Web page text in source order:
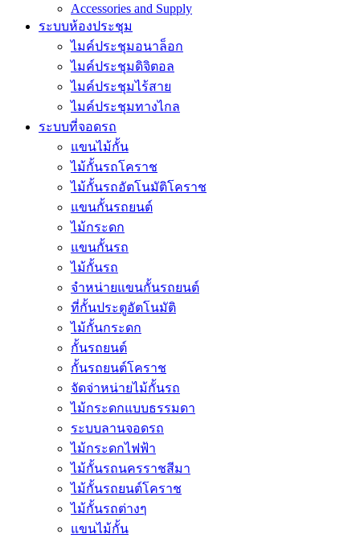
Accessories and Supply
ระบบห้องประชุม
ไมค์ประชุมอนาล็อก
ไมค์ประชุมดิจิตอล
ไมค์ประชุมไร้สาย
ไมค์ประชุมทางไกล
ระบบที่จอดรถ
แขนไม้กั้น
ไม้กั้นรถโคราช
ไม้กั้นรถอัตโนมัติโคราช
แขนกั้นรถยนต์
ไม้กระดก
แขนกั้นรถ
ไม้กั้นรถ
จำหน่ายแขนกั้นรถยนต์
ที่กั้นประตูอัตโนมัติ
ไม้กั้นกระดก
กั้นรถยนต์
กั้นรถยนต์โคราช
จัดจ่าหน่ายไม้กั้นรถ
ไม้กระดกแบบธรรมดา
ระบบลานจอดรถ
ไม้กระดกไฟฟ้า
ไม้กั้นรถนครราชสีมา
ไม้กั้นรถยนต์โคราช
ไม้กั้นรถต่างๆ
แขนไม้กั้น